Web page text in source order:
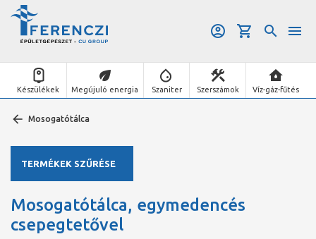
Készülékek Megújuló energia Szaniter Szerszámok Víz-gáz-fűtés
Mosogatótálca
Mosogatótálca, egymedencés
csepegtetővel
TERMÉKEK SZŰRÉSE